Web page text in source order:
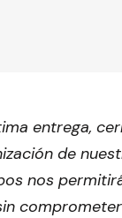
entrega,
de
nos